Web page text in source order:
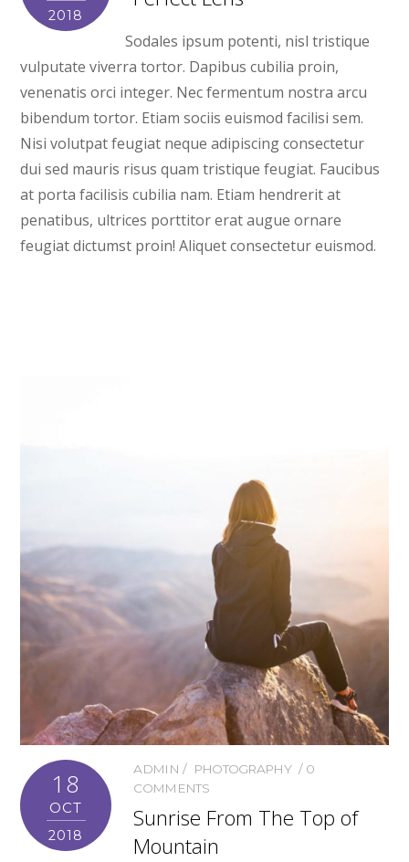
2018
Sodales ipsum potenti, nisl tristique
vulputate viverra tortor. Dapibus cubilia proin,
venenatis orci integer. Nec fermentum nostra arcu
bibendum tortor. Etiam sociis euismod facilisi sem.
Nisi volutpat feugiat neque adipiscing consectetur
dui sed mauris risus quam tristique feugiat. Faucibus
at porta facilisis cubilia nam. Etiam hendrerit at
penatibus, ultrices porttitor erat augue ornare
feugiat dictumst proin! Aliquet consectetur euismod.
18
OCT
2018
ADMIN PHOTOGRAPHY
0
COMMENTS
Sunrise From The Top of
Mountain